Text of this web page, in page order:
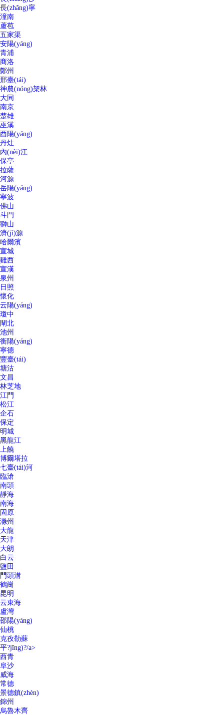
長(zhǎng)寧
潼南
蘆苞
五家渠
安陽(yáng)
青浦
商洛
鄭州
邢臺(tái)
神農(nóng)架林
大同
南京
楚雄
巫溪
酉陽(yáng)
丹灶
內(nèi)江
保亭
拉薩
河源
岳陽(yáng)
寧波
佛山
斗門
獅山
濟(jì)源
哈爾濱
宣城
雞西
宣漢
泉州
日照
懷化
云陽(yáng)
瓊中
閘北
池州
衡陽(yáng)
寧德
豐臺(tái)
塘沽
文昌
林芝地
江門
松江
企石
保定
明城
黑龍江
上饒
博爾塔拉
七臺(tái)河
臨滄
南頭
靜海
南海
固原
滁州
大龍
天津
大朗
白云
鹽田
門頭溝
鶴崗
昆明
云東海
盧灣
邵陽(yáng)
仙桃
克孜勒蘇
平?jīng)?/a>
西青
阜沙
威海
常德
景德鎮(zhèn)
錦州
烏魯木齊